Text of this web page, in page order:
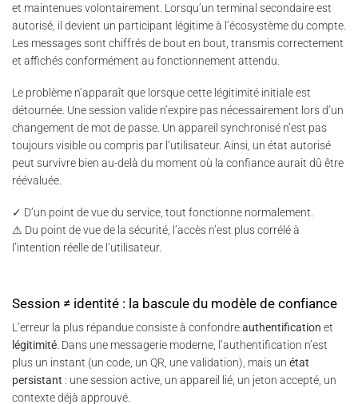
et maintenues volontairement. Lorsqu’un terminal secondaire est
autorisé, il devient un participant légitime à l’écosystème du compte.
Les messages sont chiffrés de bout en bout, transmis correctement
et affichés conformément au fonctionnement attendu.
Le problème n’apparaît que lorsque cette légitimité initiale est
détournée. Une session valide n’expire pas nécessairement lors d’un
changement de mot de passe. Un appareil synchronisé n’est pas
toujours visible ou compris par l’utilisateur. Ainsi, un état autorisé
peut survivre bien au-delà du moment où la confiance aurait dû être
réévaluée.
✓ D’un point de vue du service, tout fonctionne normalement.
⚠ Du point de vue de la sécurité, l’accès n’est plus corrélé à
l’intention réelle de l’utilisateur.
Session ≠ identité : la bascule du modèle de confiance
L’erreur la plus répandue consiste à confondreauthentification et
légitimité. Dans une messagerie moderne, l’authentification n’est
plus un instant (un code, un QR, une validation), mais un état
persistant : une session active, un appareil lié, un jeton accepté, un
contexte déjà approuvé.